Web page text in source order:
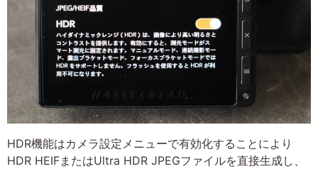
HDR機能はカメラ設定メニューで有効化することにより
HDR HEIFまたはUltra HDR JPEGファイルを直接生成し、